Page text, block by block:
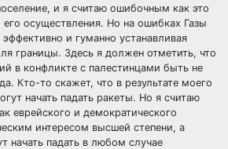
и я считаю ошибочным как это
осуществления. Но на ошибках Газы
и гуманно устанавливая
границы. Здесь я должен отметить, что
в конфликте с палестинцами быть не
Кто-то скажет, что в результате моего
начать падать ракеты. Но я считаю
еврейского и демократического
интересом высшей степени, а
начать падать в любом случае